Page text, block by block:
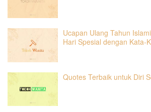
Ucapan Ulang Tahun
Hari Spesial dengan Kata-
Quotes Terbaik untuk Diri